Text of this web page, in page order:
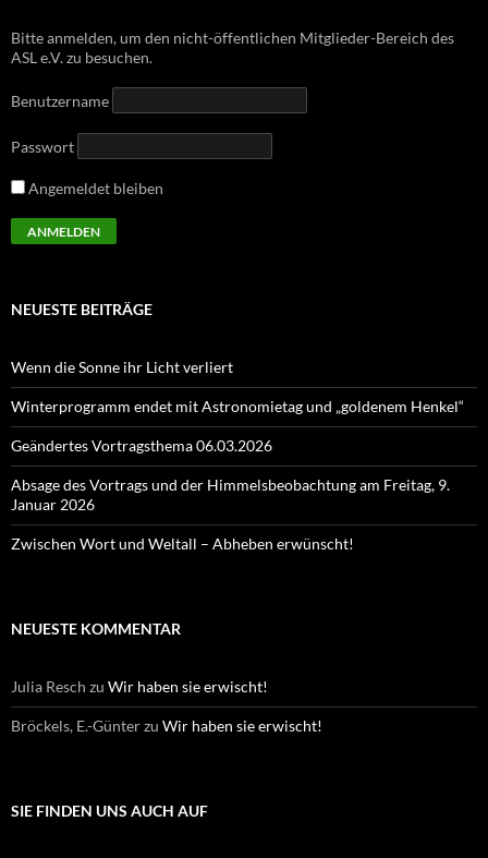
Bitte anmelden, um den nicht-öffentlichen Mitglieder-Bereich des
ASL e.V. zu besuchen.
Benutzername
Passwort
Angemeldet bleiben
NEUESTE BEITRÄGE
Wenn die Sonne ihr Licht verliert
Winterprogramm endet mit Astronomietag und „goldenem Henkel“
Geändertes Vortragsthema 06.03.2026
Absage des Vortrags und der Himmelsbeobachtung am Freitag, 9.
Januar 2026
Zwischen Wort und Weltall – Abheben erwünscht!
NEUESTE KOMMENTAR
Julia Resch zu Wir haben sie erwischt!
Bröckels, E.-Günterzu Wir haben sie erwischt!
SIE FINDEN UNS AUCH AUF